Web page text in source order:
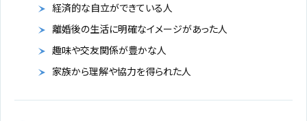
経済的な自立ができている人
離婚後の生活に明確なイメージがあった人
趣味や交友関係が豊かな人
家族から理解や協力を得られた人